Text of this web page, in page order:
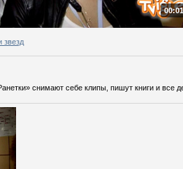
звезд
снимают себе клипы, пишут книги и все